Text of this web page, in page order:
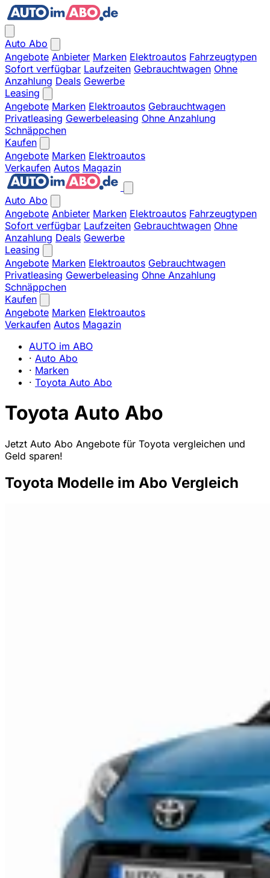
Auto Abo
Angebote Anbieter Marken Elektroautos Fahrzeugtypen
Sofort verfügbar Laufzeiten Gebrauchtwagen Ohne
Anzahlung Deals Gewerbe
Leasing
Angebote Marken Elektroautos Gebrauchtwagen
Privatleasing Gewerbeleasing Ohne Anzahlung
Schnäppchen
Kaufen
Angebote Marken Elektroautos
Verkaufen Autos Magazin
Auto Abo
Angebote Anbieter Marken Elektroautos Fahrzeugtypen
Sofort verfügbar Laufzeiten Gebrauchtwagen Ohne
Anzahlung Deals Gewerbe
Leasing
Angebote Marken Elektroautos Gebrauchtwagen
Privatleasing Gewerbeleasing Ohne Anzahlung
Schnäppchen
Kaufen
Angebote Marken Elektroautos
Verkaufen Autos Magazin
AUTO im ABO
· Auto Abo
· Marken
· Toyota Auto Abo
Toyota Auto Abo
Jetzt Auto Abo Angebote für Toyota vergleichen und
Geld sparen!
Toyota Modelle im Abo Vergleich